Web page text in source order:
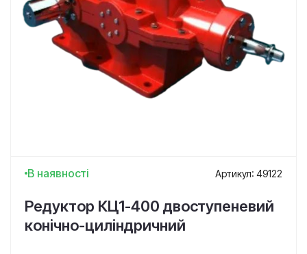
В наявності Артикул: 49122
Редуктор КЦ1-400 двоступеневий
конічно-циліндричний